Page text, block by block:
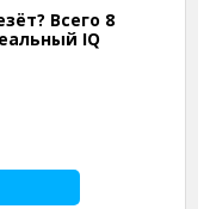
Всего 8
IQ